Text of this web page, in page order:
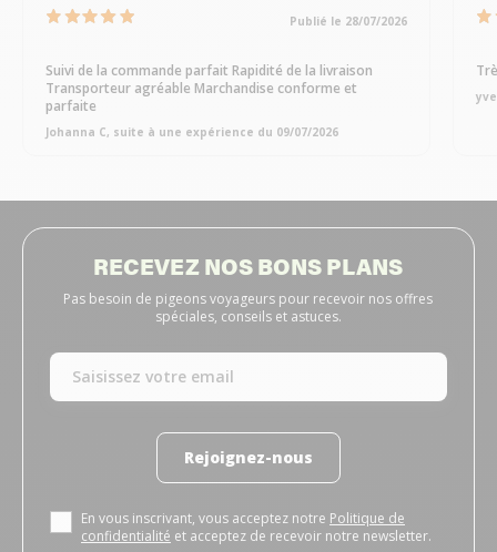
Publié le 28/07/2026
Suivi de la commande parfait Rapidité de la livraison
Transporteur agréable Marchandise conforme et
parfaite
Johanna C, suite à une expérience du 09/07/2026
RECEVEZ NOS BONS PLANS
Pas besoin de pigeons voyageurs pour recevoir nos offres
spéciales, conseils et astuces.
Rejoignez-nous
En vous inscrivant, vous acceptez notre Politique de
confidentialité et acceptez de recevoir notre newsletter.